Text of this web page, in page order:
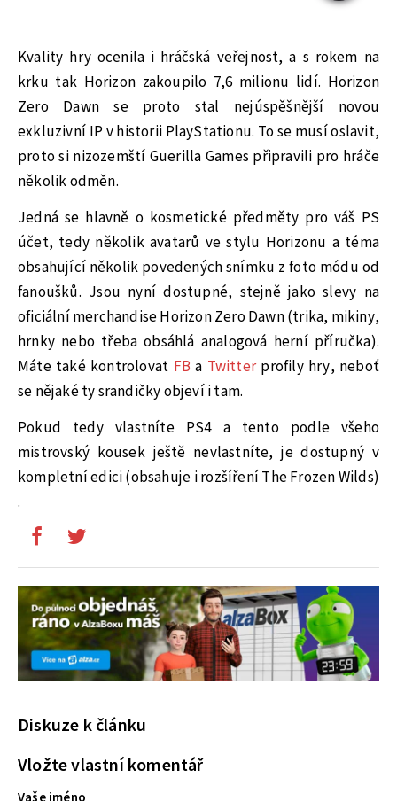
Kvality hry ocenila i hráčská veřejnost, a s rokem na
krku tak Horizon zakoupilo 7,6 milionu lidí. Horizon
Zero Dawn se proto stal nejúspěšnější novou
exkluzivní IP v historii PlayStationu. To se musí oslavit,
proto si nizozemští Guerilla Games připravili pro hráče
několik odměn.
Jedná se hlavně o kosmetické předměty pro váš PS
účet, tedy několik avatarů ve stylu Horizonu a téma
obsahující několik povedených snímku z foto módu od
fanoušků. Jsou nyní dostupné, stejně jako slevy na
oficiální merchandise Horizon Zero Dawn (trika, mikiny,
hrnky nebo třeba obsáhlá analogová herní příručka).
Máte také kontrolovat FB a Twitterprofily hry, neboť
se nějaké ty srandičky objeví i tam.
Pokud tedy vlastníte PS4 a tento podle všeho
mistrovský kousek ještě nevlastníte, je dostupný v
kompletní edici (obsahuje i rozšíření The Frozen Wilds)
.
Diskuze k článku
Vložte vlastní komentář